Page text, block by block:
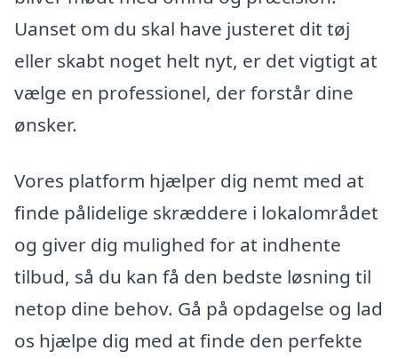
Uanset om du skal have justeret dit tøj
eller skabt noget helt nyt, er det vigtigt at
vælge en professionel, der forstår dine
ønsker.
Vores platform hjælper dig nemt med at
finde pålidelige skræddere i lokalområdet
og giver dig mulighed for at indhente
tilbud, så du kan få den bedste løsning til
netop dine behov. Gå på opdagelse og lad
os hjælpe dig med at finde den perfekte